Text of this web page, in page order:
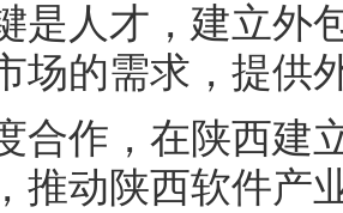
是人才，建立外
场的需求，提供
作，在陕西建立
推动陕西软件产